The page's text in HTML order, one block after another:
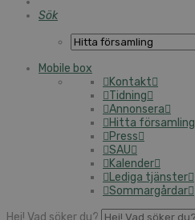
Sök
Mobile box
Kontakt
Tidning
Annonsera
Hitta församling
Press
SAU
Kalender
Lediga tjänster
Sommargårdar
Hej! Vad söker du?